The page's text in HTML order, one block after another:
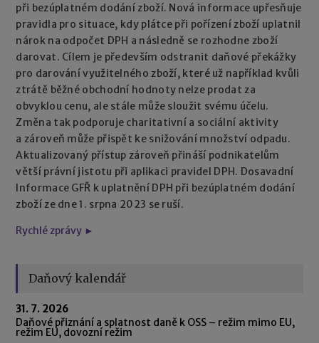
při bezúplatném dodání zboží. Nová informace upřesňuje
pravidla pro situace, kdy plátce při pořízení zboží uplatnil
nárok na odpočet DPH a následně se rozhodne zboží
darovat. Cílem je především odstranit daňové překážky
pro darování využitelného zboží, které už například kvůli
ztrátě běžné obchodní hodnoty nelze prodat za
obvyklou cenu, ale stále může sloužit svému účelu.
Změna tak podporuje charitativní a sociální aktivity
a zároveň může přispět ke snižování množství odpadu.
Aktualizovaný přístup zároveň přináší podnikatelům
větší právní jistotu při aplikaci pravidel DPH. Dosavadní
Informace GFŘ k uplatnění DPH při bezúplatném dodání
zboží ze dne 1. srpna 2023 se ruší.
Rychlé zprávy ►
Daňový kalendář
31. 7. 2026
Daňové přiznání a splatnost daně k OSS – režim mimo EU,
režim EU, dovozní režim